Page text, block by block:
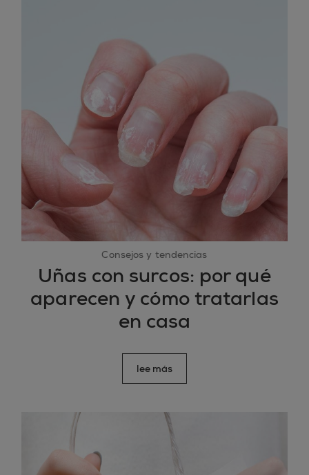
Consejos y tendencias
Uñas con surcos: por qué
aparecen y cómo tratarlas
en casa
lee más